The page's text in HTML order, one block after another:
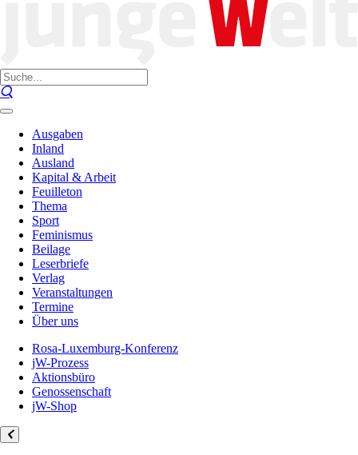
Ausgaben
Inland
Ausland
Kapital & Arbeit
Feuilleton
Thema
Sport
Feminismus
Beilage
Leserbriefe
Verlag
Veranstaltungen
Termine
Über uns
Rosa-Luxemburg-Konferenz
jW-Prozess
Aktionsbüro
Genossenschaft
jW-Shop